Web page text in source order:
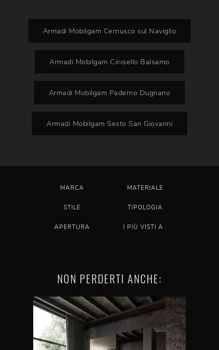
Armadi Mobilgam Cernusco sul Naviglio
Armadi Mobilgam Cinisello Balsamo
Armadi Mobilgam Paderno Dugnano
Armadi Mobilgam Sesto San Giovanni
MARCA MATERIALE
STILE TIPOLOGIA
APERTURA I PIÙ VISTI A :
NON PERDERTI ANCHE: